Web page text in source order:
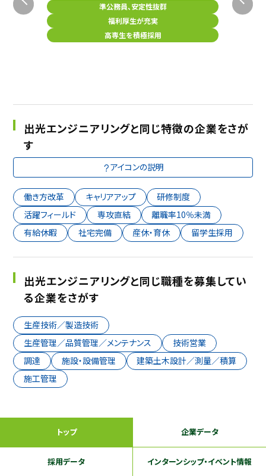
準公務員、安定性抜群
福利厚生が充実
高専生を積極採用
出光エンジニアリングと同じ特徴の企業をさが
す
アイコンの説明
働き方改革 キャリアアップ
研修制度
活躍フィールド
専攻直結
離職率10％未満
有給休暇
社宅完備 産休・育休 留学生採用
出光エンジニアリングと同じ職種を募集してい
る企業をさがす
生産技術／製造技術
生産管理／品質管理／メンテナンス
技術営業
調達
施設・設備管理
建築土木設計／測量／積算
施工管理
トップ 企業データ
採用データ インターンシップ・イベント情報